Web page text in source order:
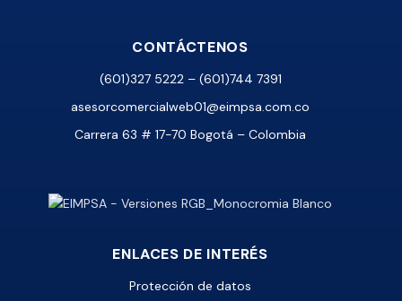
CONTÁCTENOS
(601)327 5222 – (601)744 7391
asesorcomercialweb01@eimpsa.com.co
Carrera 63 # 17-70 Bogotá – Colombia
ENLACES DE INTERÉS
Protección de datos